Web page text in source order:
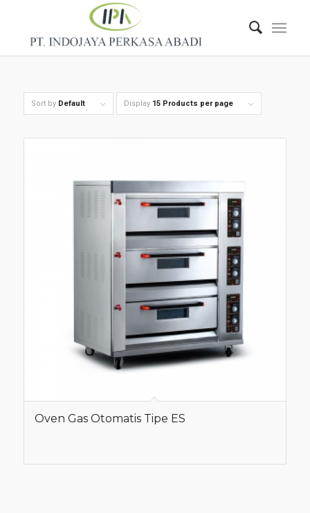
Sort by Default Display 15 Products per page
Oven Gas Otomatis Tipe ES